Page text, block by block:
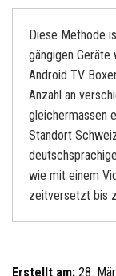
Diese Methode
gängigen Geräte
Android TV
Anzahl an
gleichermassen
Standort
wie mit einem
zeitversetzt bis
Erstellt am: 28.